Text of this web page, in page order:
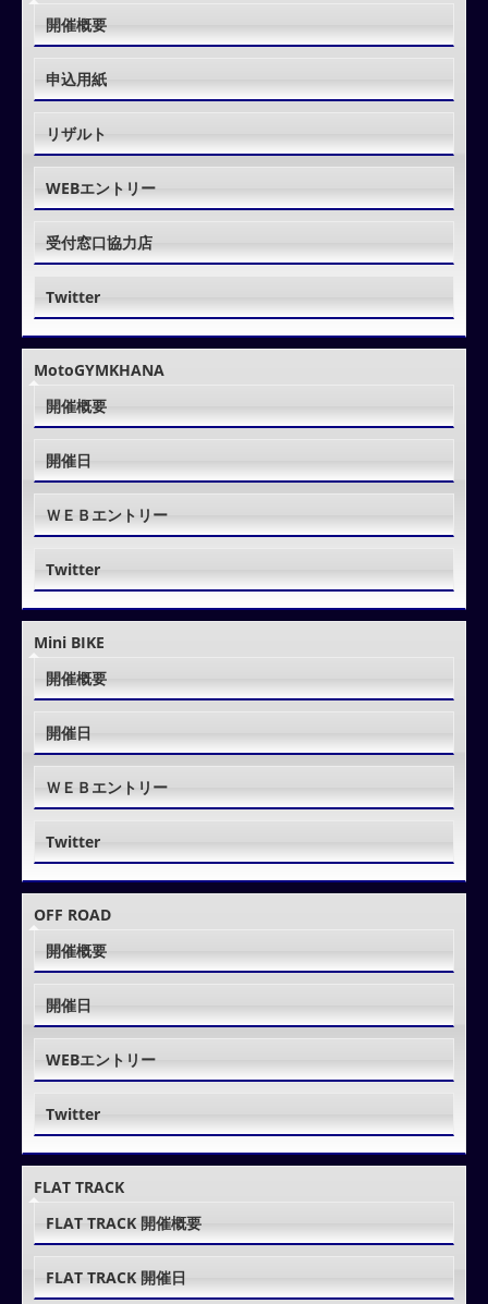
開催概要
申込用紙
リザルト
WEBエントリー
受付窓口協力店
Twitter
MotoGYMKHANA
開催概要
開催日
ＷＥＢエントリー
Twitter
Mini BIKE
開催概要
開催日
ＷＥＢエントリー
Twitter
OFF ROAD
開催概要
開催日
WEBエントリー
Twitter
FLAT TRACK
FLAT TRACK 開催概要
FLAT TRACK 開催日